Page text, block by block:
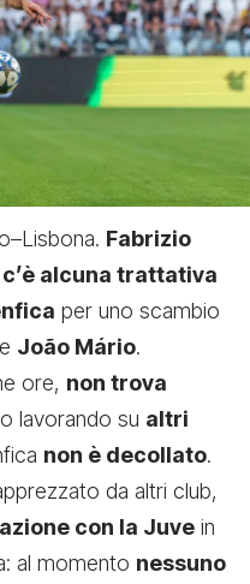
Fabrizio
c’è alcuna trattativa
per uno scambio
e João Mário.
ore, non trova
lavorando su altri
non è decollato.
da altri club,
con la Juve in
al momento nessuno